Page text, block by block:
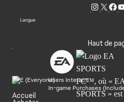
Langue
Haut de
Users Interact
In-game Purchases
Accueil